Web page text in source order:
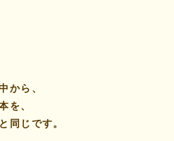
から、
を、
同じです。